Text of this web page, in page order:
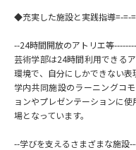
◆充実した施設と実践指導=-=-
--24時間開放のアトリエ等--------
芸術学部は24時間利用できる
環境で、自分にしかできない表
学内共同施設のラーニングコ
ョンやプレゼンテーションに
場となっています。
--学びを支えるさまざまな施設